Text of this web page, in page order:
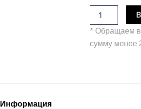
к
песочный
с
чёрным
* Обращаем
сумму менее
Информация